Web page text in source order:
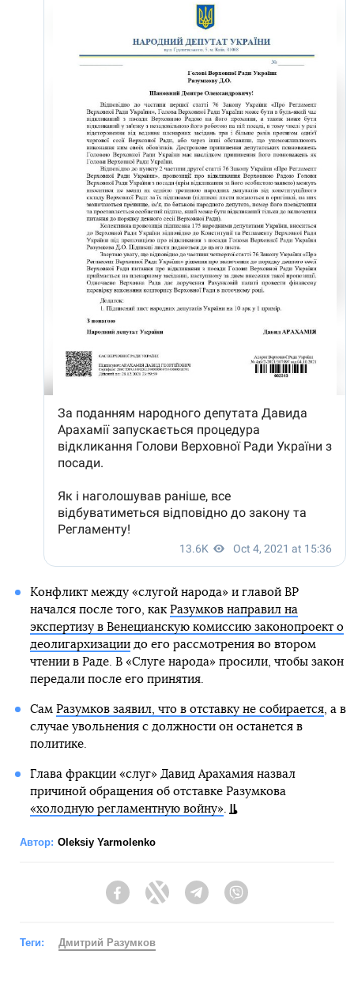
Конфликт между «слугой народа» и главой ВР
начался после того, как Разумков направил на
экспертизу в Венецианскую комиссию законопроект о
деолигархизациидо его рассмотрения во втором
чтении в Раде. В «Слуге народа» просили, чтобы закон
передали после его принятия.
Сам Разумков заявил, что в отставку не собирается, а в
случае увольнения с должности он останется в
политике.
Глава фракции «слуг» Давид Арахамия назвал
причиной обращения об отставке Разумкова
«холодную регламентную войну».
Автор: Oleksiy Yarmolenko
FacebookTwitter Telegram
Теги: Дмитрий Разумков